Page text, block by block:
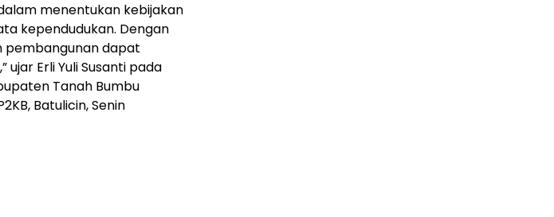
menentukan kebijakan
kependudukan. Dengan
pembangunan dapat
Erli Yuli Susanti pada
Tanah Bumbu
Batulicin, Senin